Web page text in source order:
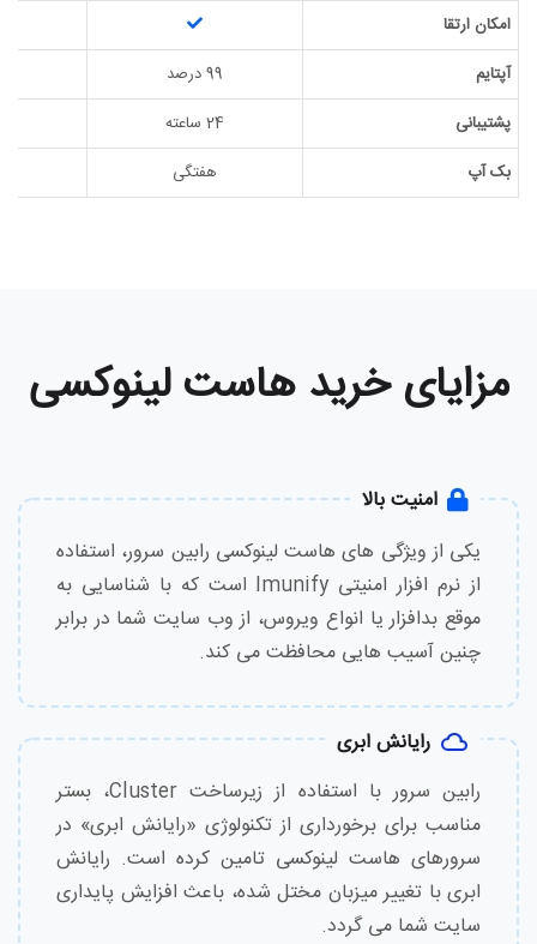
امکان ارتقا
آپتایم
99 درصد
پشتیبانی
24 ساعته
بک آپ
هفتگی
مزایای خرید هاست لینوکسی
امنیت بالا
یکی از ویژگی های هاست لینوکسی رابین سرور، استفاده
از نرم افزار امنیتی Imunify است که با شناسایی به
موقع بدافزار یا انواع ویروس، از وب سایت شما در برابر
چنین آسیب هایی محافظت می کند.
رایانش ابری
رابین سرور با استفاده از زیرساخت Cluster، بستر
مناسب برای برخورداری از تکنولوژی «رایانش ابری» در
سرورهای هاست لینوکسی تامین کرده است. رایانش
ابری با تغییر میزبان مختل شده، باعث افزایش پایداری
سایت شما می گردد.